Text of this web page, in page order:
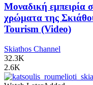
Μοναδική εμπειρία
χρώματα της
Tourism (Video)
Skiathos Channel
32.3K
2.6K